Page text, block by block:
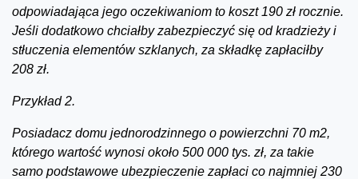
odpowiadająca jego oczekiwaniom to koszt 190 zł rocznie.
Jeśli dodatkowo chciałby zabezpieczyć się od kradzieży i
stłuczenia elementów szklanych, za składkę zapłaciłby
208 zł.
Przykład 2.
Posiadacz domu jednorodzinnego o powierzchni 70 m2,
którego wartość wynosi około 500 000 tys. zł, za takie
samo podstawowe ubezpieczenie zapłaci co najmniej 230